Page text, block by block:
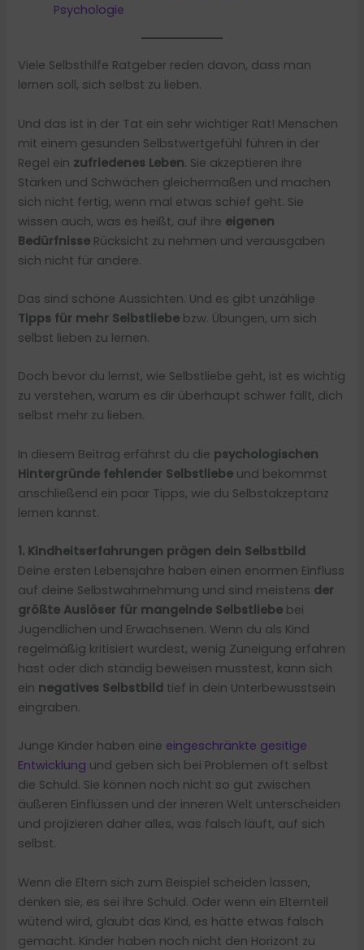
Psychologie
Viele Selbsthilfe Ratgeber reden davon, dass man
lernen soll, sich selbst zu lieben.
Und das ist in der Tat ein sehr wichtiger Rat! Menschen
mit einem gesunden Selbstwertgefühl führen in der
Regel ein zufriedenes Leben. Sie akzeptieren ihre
Stärken und Schwächen gleichermaßen und machen
sich nicht fertig, wenn mal etwas schief geht. Sie
wissen auch, was es heißt, auf ihre eigenen
Bedürfnisse Rücksicht zu nehmen und verausgaben
sich nicht für andere.
Das sind schöne Aussichten. Und es gibt unzählige
Tipps für mehr Selbstliebe bzw. Übungen, um sich
selbst lieben zu lernen.
Doch bevor du lernst, wie Selbstliebe geht, ist es wichtig
zu verstehen, warum es dir überhaupt schwer fällt, dich
selbst mehr zu lieben.
In diesem Beitrag erfährst du die psychologischen
Hintergründe fehlender Selbstliebe und bekommst
anschließend ein paar Tipps, wie du Selbstakzeptanz
lernen kannst.
1. Kindheitserfahrungen prägen dein Selbstbild
Deine ersten Lebensjahre haben einen enormen Einfluss
auf deine Selbstwahrnehmung und sind meistens der
größte Auslöser für mangelnde Selbstliebe bei
Jugendlichen und Erwachsenen. Wenn du als Kind
regelmäßig kritisiert wurdest, wenig Zuneigung erfahren
hast oder dich ständig beweisen musstest, kann sich
ein negatives Selbstbild tief in dein Unterbewusstsein
eingraben.
Junge Kinder haben eine eingeschränkte gesitige
Entwicklung und geben sich bei Problemen oft selbst
die Schuld. Sie können noch nicht so gut zwischen
äußeren Einflüssen und der inneren Welt unterscheiden
und projizieren daher alles, was falsch läuft, auf sich
selbst.
Wenn die Eltern sich zum Beispiel scheiden lassen,
denken sie, es sei ihre Schuld. Oder wenn ein Elternteil
wütend wird, glaubt das Kind, es hätte etwas falsch
gemacht. Kinder haben noch nicht den Horizont zu